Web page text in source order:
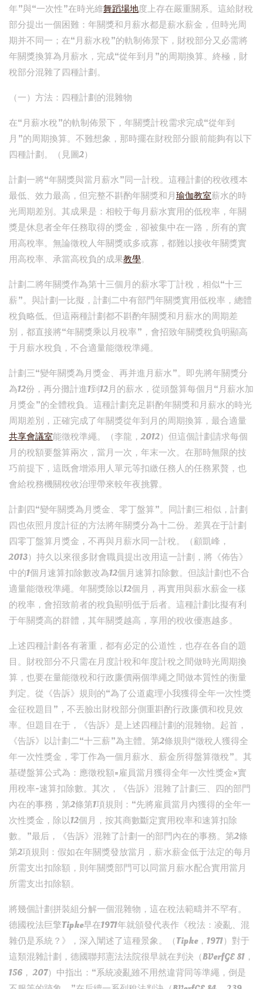
年”與“一次性”在時光維舞蹈場地度上存在嚴重關系。這給財稅
部分提出一個困難：年關獎和月薪水都是薪水薪金，但時光周
期并不同一；在“月薪水稅”的軌制佈景下，財稅部分又必需將
年關獎換算為月薪水，完成“從年到月”的周期換算。終極，財
稅部分混雜了四種計劃。
（一）方法：四種計劃的混雜物
在“月薪水稅”的軌制佈景下，年關獎計稅需求完成“從年到
月”的周期換算。不難想象，那時擺在財稅部分眼前能夠有以下
四種計劃。（見圖2）
計劃一將“年關獎與當月薪水”同一計稅。這種計劃的稅收穫本
最低、效力最高，但完整不斟酌年關獎和月瑜伽教室薪水的時
光周期差別。其成果是：相較于每月薪水實用的低稅率，年關
獎是休息者全年任務取得的獎金，卻被集中在一路，所有的實
用高稅率。無論徵稅人年關獎或多或寡，都難以接收年關獎實
用高稅率、承當高稅負的成果教學。
計劃二將年關獎作為第十三個月的薪水零丁計稅，相似“十三
薪”。與計劃一比擬，計劃二中有部門年關獎實用低稅率，總體
稅負略低。但這兩種計劃都不斟酌年關獎和月薪水的周期差
別，都直接將“年關獎乘以月稅率”，會招致年關獎稅負明顯高
于月薪水稅負，不合適量能徵稅準繩。
計劃三“變年關獎為月獎金、再并進月薪水”。即先將年關獎分
為12份，再分攤計進1到12月的薪水，從頭盤算每個月“月薪水加
月獎金”的全體稅負。這種計劃充足斟酌年關獎和月薪水的時光
周期差別，正確完成了年關獎從年到月的周期換算，最合適量
共享會議室能徵稅準繩。（李龍，2012）但這個計劃請求每個
月的稅額要盤算兩次，當月一次，年末一次。在那時無限的技
巧前提下，這既會增添用人單元等扣繳任務人的任務累贅，也
會給稅務機關稅收治理帶來較年夜挑釁。
計劃四“變年關獎為月獎金、零丁盤算”。同計劃三相似，計劃
四也依照月度計征的方法將年關獎分為十二份。差異在于計劃
四零丁盤算月獎金，不再與月薪水同一計稅。（顧凱峰，
2013）持久以來很多財會職員提出改用這一計劃，將《佈告》
中的1個月速算扣除數改為12個月速算扣除數。但該計劃也不合
適量能徵稅準繩。年關獎除以12個月，再實用與薪水薪金一樣
的稅率，會招致前者的稅負顯明低于后者。這種計劃比擬有利
于年關獎高的群體，其年關獎越高，享用的稅收優惠越多。
上述四種計劃各有著重，都有必定的公道性，也存在各自的題
目。財稅部分不只需在月度計稅和年度計稅之間做時光周期換
算，也要在量能徵稅和行政廉價兩個準繩之間做本質性的衡量
判定。從《告訴》規則的“為了公道處理小我獲得全年一次性獎
金征稅題目”，不丟臉出財稅部分側重斟酌行政廉價和稅見效
率。但題目在于，《告訴》是上述四種計劃的混雜物。起首，
《告訴》以計劃二“十三薪”為主體。第2條規則“徵稅人獲得全
年一次性獎金，零丁作為一個月薪水、薪金所得盤算徵稅”。其
基礎盤算公式為：應徵稅額=雇員當月獲得全年一次性獎金×實
用稅率-速算扣除數。其次，《告訴》混雜了計劃三、四的部門
內在的事務，第2條第1項規則：“先將雇員當月內獲得的全年一
次性獎金，除以12個月，按其商數斷定實用稅率和速算扣除
數。”最后，《告訴》混雜了計劃一的部門內在的事務。第2條
第2項規則：假如在年關獎發放當月，薪水薪金低于法定的每月
所需支出扣除額，則年關獎部門可以同當月薪水配合實用當月
所需支出扣除額。
將幾個計劃拼裝組分解一個混雜物，這在稅法範疇并不罕有。
德國稅法巨擎Tipke早在1971年就頒發代表作《稅法：凌亂、混
雜仍是系統？》，深入闡述了這種景象。（Tipke，1971）對于
這類混雜計劃，德國聯邦憲法法院很早就在判決（BVerfGE 81，
156， 207）中指出：“系統凌亂雖不用然違背同等準繩，倒是